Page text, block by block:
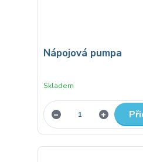
Nápojová pumpa
Skladem